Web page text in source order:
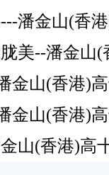
潘金山(香
美--潘金山
金山(香港)
金山(香港)
山(香港)高